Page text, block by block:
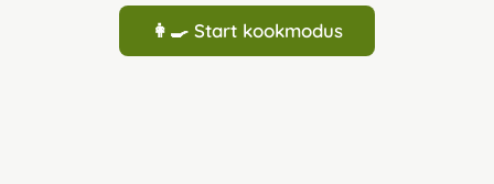
👩‍🍳 Start kookmodus